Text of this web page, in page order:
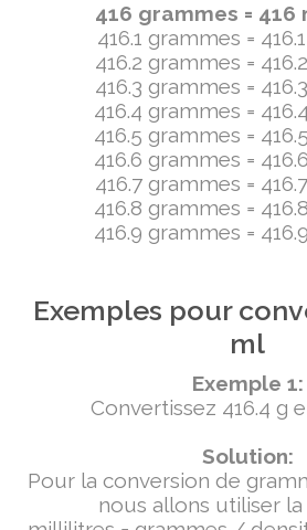
416 grammes =
416.1 grammes =
416.2 grammes =
416.3 grammes =
416.4 grammes =
416.5 grammes =
416.6 grammes =
416.7 grammes =
416.8 grammes =
416.9 grammes =
Exemples pour
ml
Exemple 1:
Convertissez 416.4 g
Solution:
Pour la conversion de
nous allons utiliser